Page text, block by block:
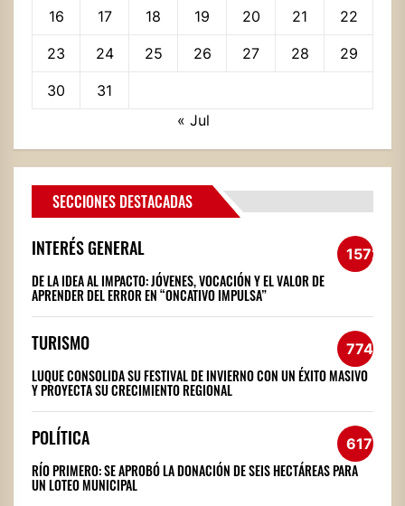
16 17 18 19 20 21 22
23 24 25 26 27 28 29
30
31
« Jul
SECCIONES DESTACADAS
INTERÉS GENERAL 1572
DE LA IDEA AL IMPACTO: JÓVENES, VOCACIÓN Y EL VALOR DE
APRENDER DEL ERROR EN “ONCATIVO IMPULSA”
TURISMO 774
LUQUE CONSOLIDA SU FESTIVAL DE INVIERNO CON UN ÉXITO MASIVO
Y PROYECTA SU CRECIMIENTO REGIONAL
POLÍTICA 617
RÍO PRIMERO: SE APROBÓ LA DONACIÓN DE SEIS HECTÁREAS PARA
UN LOTEO MUNICIPAL